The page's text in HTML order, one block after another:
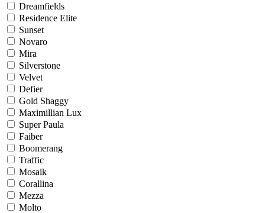
Dreamfields
Residence Elite
Sunset
Novaro
Mira
Silverstone
Velvet
Defier
Gold Shaggy
Maximillian Lux
Super Paula
Faiber
Boomerang
Traffic
Mosaik
Corallina
Mezza
Molto